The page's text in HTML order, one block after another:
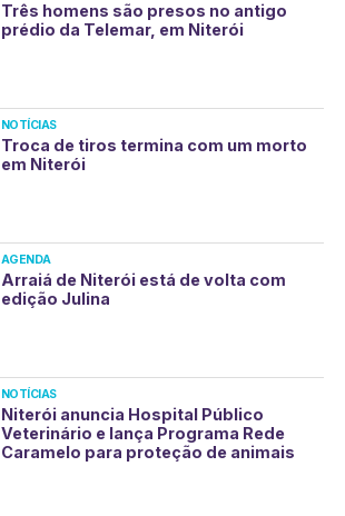
Três homens são presos no antigo
prédio da Telemar, em Niterói
NOTÍCIAS
Troca de tiros termina com um morto
em Niterói
AGENDA
Arraiá de Niterói está de volta com
edição Julina
NOTÍCIAS
Niterói anuncia Hospital Público
Veterinário e lança Programa Rede
Caramelo para proteção de animais